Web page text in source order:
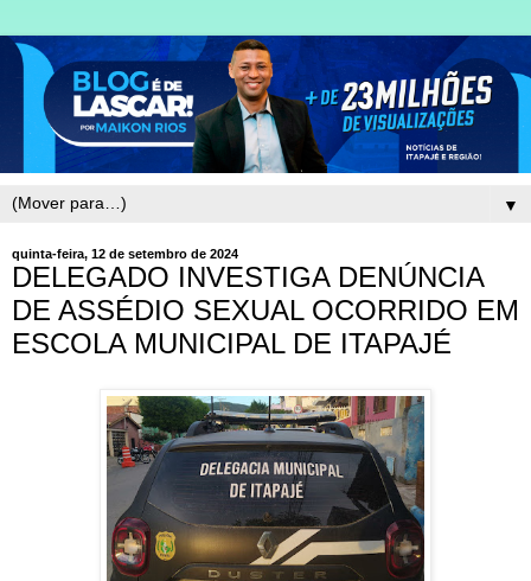
▼
quinta-feira, 12 de setembro de 2024
DELEGADO INVESTIGA DENÚNCIA
DE ASSÉDIO SEXUAL OCORRIDO EM
ESCOLA MUNICIPAL DE ITAPAJÉ